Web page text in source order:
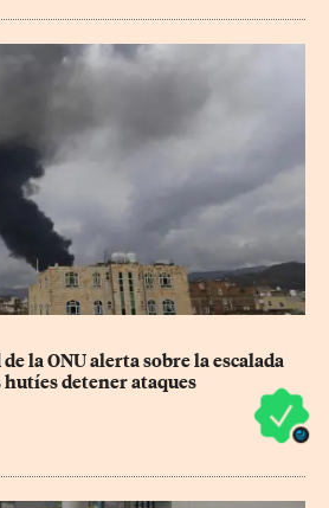
la ONU alerta sobre la escalada
hutíes detener ataques